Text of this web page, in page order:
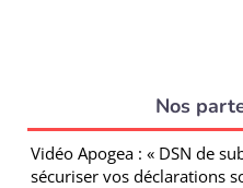
Nos
Vidéo Apogea : « DSN de
sécuriser vos déclarations